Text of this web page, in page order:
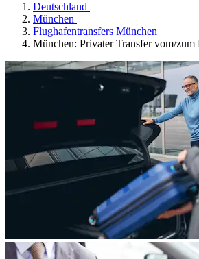
Deutschland
München
Flughafentransfers München
München: Privater Transfer vom/zum